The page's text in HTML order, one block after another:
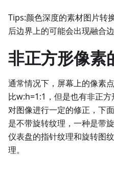
Tips:颜色深度的素材图片转
后边界上的可能会出现融合
非正方形像素
通常情况下，屏幕上的像素
比w:h=1:1，但是也有非正
对图像进行一定的修正，下
是不带旋转纹理，一种是带
仪表盘的指针纹理和旋转图
理。